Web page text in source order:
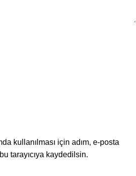
kullanılması için adım, e-posta
tarayıcıya kaydedilsin.